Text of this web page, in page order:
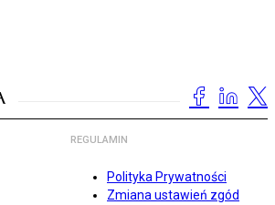
REGULAMIN
Polityka Prywatności
Zmiana ustawień zgód